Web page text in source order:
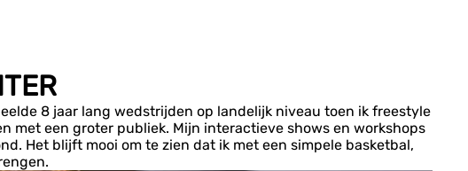
8 jaar lang wedstrijden op landelijk niveau toen ik freestyle
met een groter publiek. Mijn interactieve shows en workshops
Het blijft mooi om te zien dat ik met een simpele basketbal,